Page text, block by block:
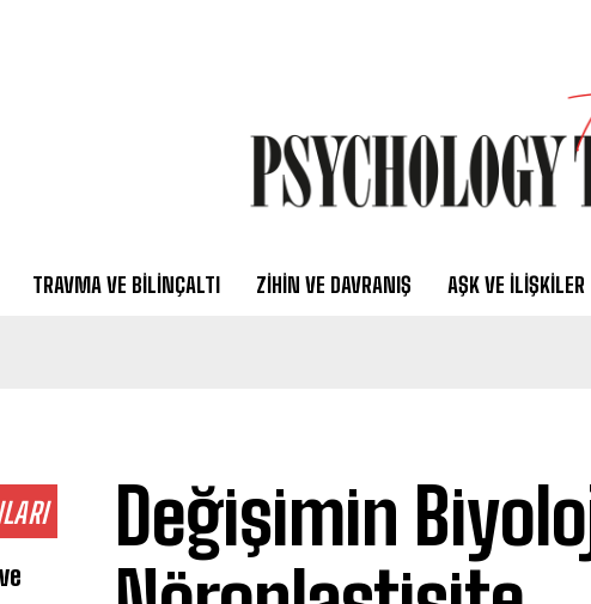
TRAVMA VE BILINÇALTI ZIHIN VE DAVRANIŞ AŞK VE İLIŞKILER
Değişimin